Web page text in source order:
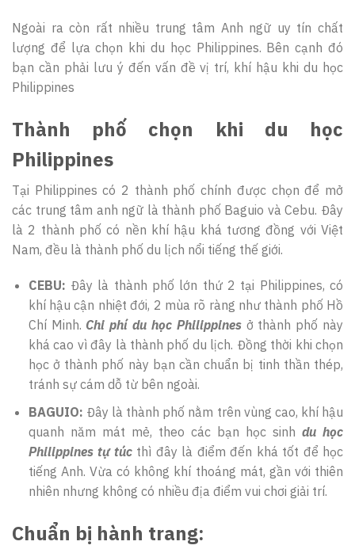
Ngoài ra còn rất nhiều trung tâm Anh ngữ uy tín chất
lượng để lựa chọn khi du học Philippines. Bên cạnh đó
bạn cần phải lưu ý đến vấn đề vị trí, khí hậu khi du học
Philippines
Thành phố chọn khi du học
Philippines
Tại Philippines có 2 thành phố chính được chọn để mở
các trung tâm anh ngữ là thành phố Baguio và Cebu. Đây
là 2 thành phố có nền khí hậu khá tương đồng với Việt
Nam, đều là thành phố du lịch nổi tiếng thế giới.
CEBU: Đây là thành phố lớn thứ 2 tại Philippines, có
khí hậu cận nhiệt đới, 2 mùa rõ ràng như thành phố Hồ
Chí Minh. Chi phí du học Philippinesở thành phố này
khá cao vì đây là thành phố du lịch. Đồng thời khi chọn
học ở thành phố này bạn cần chuẩn bị tinh thần thép,
tránh sự cám dỗ từ bên ngoài.
BAGUIO: Đây là thành phố nằm trên vùng cao, khí hậu
quanh năm mát mẻ, theo các bạn học sinh du học
Philippines tự túcthì đây là điểm đến khá tốt để học
tiếng Anh. Vừa có không khí thoáng mát, gần với thiên
nhiên nhưng không có nhiều địa điểm vui chơi giải trí.
Chuẩn bị hành trang: